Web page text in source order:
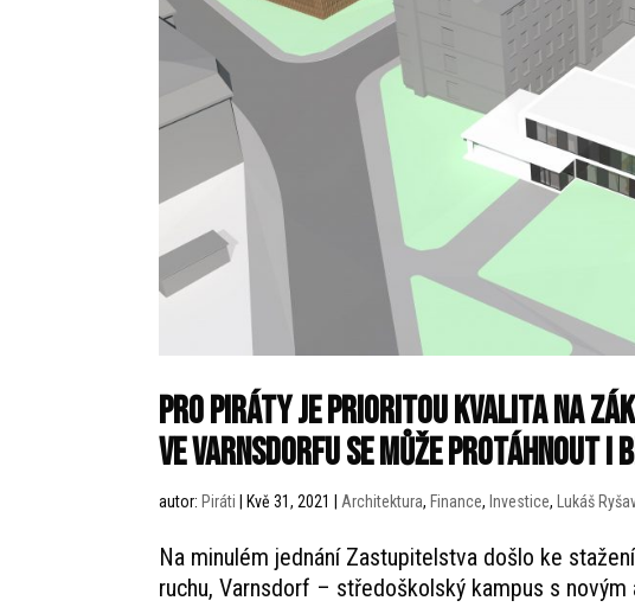
Pro Piráty je prioritou kvalita na
ve Varnsdorfu se může protáhnout i
autor: Piráti Kvě 31, 2021 Architektura, Finance, Investice, Lukáš
Na minulém jednání Zastupitelstva došlo ke
ruchu, Varnsdorf – středoškolský kampus s